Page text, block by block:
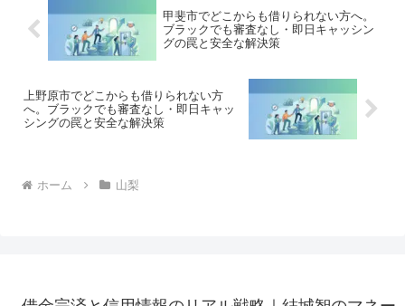
甲斐市でどこからも借りられない方へ。
ブラックでも審査なし・即日キャッシン
グの罠と安全な解決策
上野原市でどこからも借りられない方
へ。ブラックでも審査なし・即日キャッ
シングの罠と安全な解決策
ホーム 山梨